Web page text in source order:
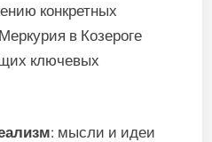
конкретных
в Козероге
ключевых
: мысли и идеи